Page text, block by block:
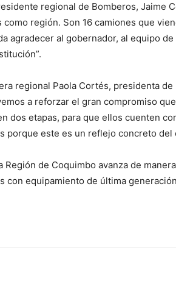
regional de Bomberos, Jaime
región. Son 16 camiones que
agradecer al gobernador, al equipo
regional Paola Cortés, presidenta
a reforzar el gran compromiso
dos etapas, para que ellos cuenten
porque este es un reflejo concreto
Región de Coquimbo avanza de
con equipamiento de última